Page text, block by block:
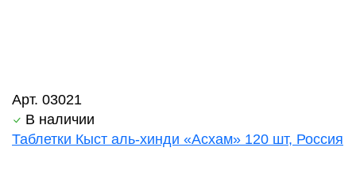
Арт. 03021
В наличии
Таблетки Кыст аль-хинди «Асхам» 120 шт, Россия